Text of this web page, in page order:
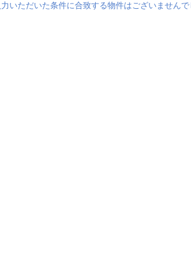
力いただいた条件に合致する物件はございません